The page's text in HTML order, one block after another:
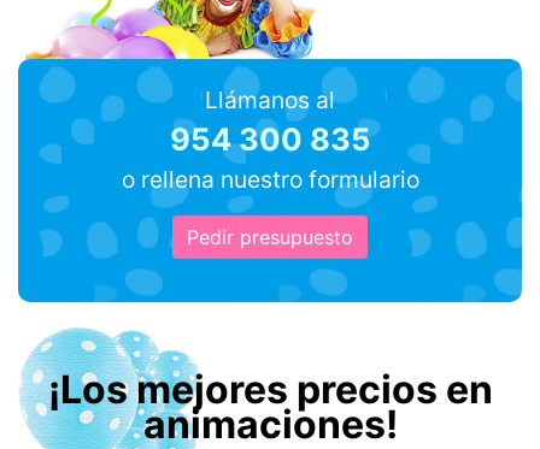
Llámanos al
954 300 835
o rellena nuestro formulario
Pedir presupuesto
¡Los mejores precios en
animaciones!